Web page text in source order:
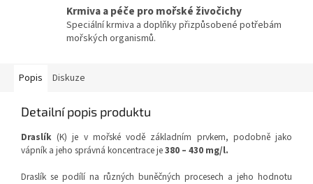
Krmiva a péče pro mořské živočichy
Speciální krmiva a doplňky přizpůsobené potřebám
mořských organismů.
Popis Diskuze
Detailní popis produktu
Draslík (K) je v mořské vodě základním prvkem, podobně jako
vápník a jeho správná koncentrace je380 – 430 mg/l.
Draslík se podílí na různých buněčných procesech a jeho hodnotu